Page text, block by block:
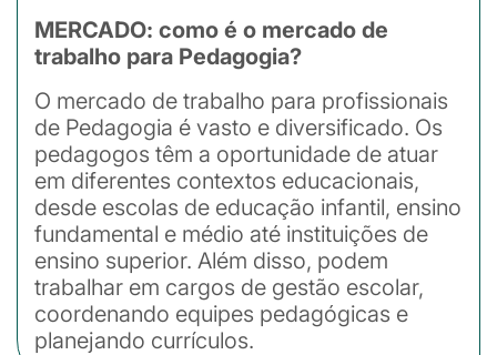
MERCADO: como é o mercado de
trabalho para Pedagogia?
O mercado de trabalho para profissionais
de Pedagogia é vasto e diversificado. Os
pedagogos têm a oportunidade de atuar
em diferentes contextos educacionais,
desde escolas de educação infantil, ensino
fundamental e médio até instituições de
ensino superior. Além disso, podem
trabalhar em cargos de gestão escolar,
coordenando equipes pedagógicas e
planejando currículos.